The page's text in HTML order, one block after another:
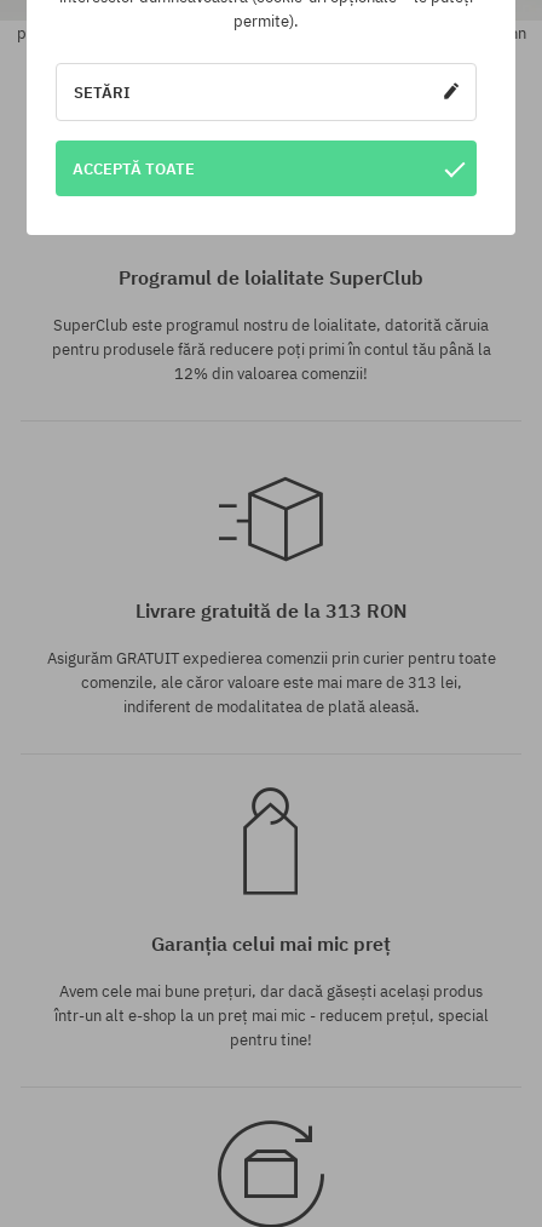
Mărimi existente:
36; 37; 38; 40; 41
Mărimi existente:
papuci de plajă Roxy Kattie Wmn
177,90 LEI
Mărimi existente:
papuci de plajă Roxy Kattie Wmn
177,90 LEI142,90 LEI
Programul de loialitate SuperClub
SuperClub este programul nostru de loialitate, datorită căruia
pentru produsele fără reducere poți primi în contul tău până la
12% din valoarea comenzii!
Livrare gratuită de la 313 RON
Asigurăm GRATUIT expedierea comenzii prin curier pentru toate
comenzile, ale căror valoare este mai mare de 313 lei,
indiferent de modalitatea de plată aleasă.
Garanția celui mai mic preț
Avem cele mai bune prețuri, dar dacă găsești același produs
într-un alt e-shop la un preț mai mic - reducem prețul, special
pentru tine!
permite).
SETĂRI
ACCEPTĂ TOATE